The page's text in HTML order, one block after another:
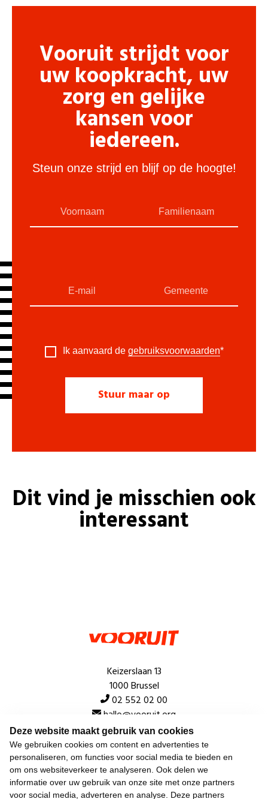
Deze website maakt gebruik van cookies
We gebruiken cookies om content en advertenties te
personaliseren, om functies voor social media te bieden en
om ons websiteverkeer te analyseren. Ook delen we
informatie over uw gebruik van onze site met onze partners
voor social media, adverteren en analyse. Deze partners
Vooruit strijdt voor
uw koopkracht, uw
zorg en gelijke
kansen voor
iedereen.
Steun onze strijd en blijf op de hoogte!
Ik aanvaard de gebruiksvoorwaarden*
Dit vind je misschien ook
interessant
Keizerslaan 13
1000 Brussel
02 552 02 00
hallo@vooruit.org
Snel
Over de beweging